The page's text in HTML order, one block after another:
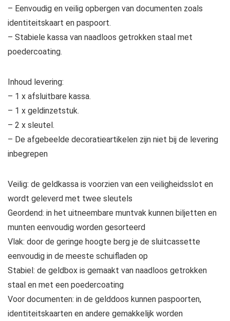
– Eenvoudig en veilig opbergen van documenten zoals
identiteitskaart en paspoort.
– Stabiele kassa van naadloos getrokken staal met
poedercoating.
Inhoud levering:
– 1 x afsluitbare kassa.
– 1 x geldinzetstuk.
– 2 x sleutel.
– De afgebeelde decoratieartikelen zijn niet bij de levering
inbegrepen
Veilig: de geldkassa is voorzien van een veiligheidsslot en
wordt geleverd met twee sleutels
Geordend: in het uitneembare muntvak kunnen biljetten en
munten eenvoudig worden gesorteerd
Vlak: door de geringe hoogte berg je de sluitcassette
eenvoudig in de meeste schuifladen op
Stabiel: de geldbox is gemaakt van naadloos getrokken
staal en met een poedercoating
Voor documenten: in de gelddoos kunnen paspoorten,
identiteitskaarten en andere gemakkelijk worden